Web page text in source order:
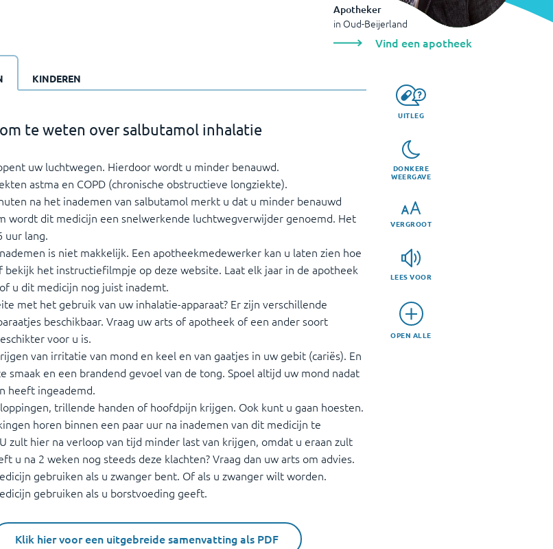
Apotheker
in Oud-Beijerland
Vind een apotheek
UITLEG
DONKERE
WEERGAVE
VERGROOT
LEES VOOR
OPEN ALLE
KINDEREN
te weten over salbutamol inhalatie
uw luchtwegen. Hierdoor wordt u minder benauwd.
astma en COPD (chronische obstructieve longziekte).
na het inademen van salbutamol merkt u dat u minder benauwd
wordt dit medicijn een snelwerkende luchtwegverwijder genoemd. Het
uur lang.
is niet makkelijk. Een apotheekmedewerker kan u laten zien hoe
bekijk het instructiefilmpje op deze website. Laat elk jaar in de apotheek
u dit medicijn nog juist inademt.
met het gebruik van uw inhalatie-apparaat? Er zijn verschillende
beschikbaar. Vraag uw arts of apotheek of een ander soort
voor u is.
van irritatie van mond en keel en van gaatjes in uw gebit (cariës). En
smaak en een brandend gevoel van de tong. Spoel altijd uw mond nadat
heeft ingeademd.
trillende handen of hoofdpijn krijgen. Ook kunt u gaan hoesten.
horen binnen een paar uur na inademen van dit medicijn te
zult hier na verloop van tijd minder last van krijgen, omdat u eraan zult
u na 2 weken nog steeds deze klachten? Vraag dan uw arts om advies.
gebruiken als u zwanger bent. Of als u zwanger wilt worden.
gebruiken als u borstvoeding geeft.
Klik hier voor een uitgebreide samenvatting als PDF